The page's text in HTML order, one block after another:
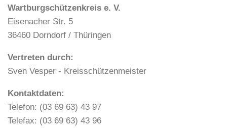
Wartburgschützenkreis e. V.
Eisenacher Str. 5
36460 Dorndorf / Thüringen
Vertreten durch:
Sven Vesper - Kreisschützenmeister
Kontaktdaten:
Telefon: (03 69 63) 43 97
Telefax: (03 69 63) 43 96